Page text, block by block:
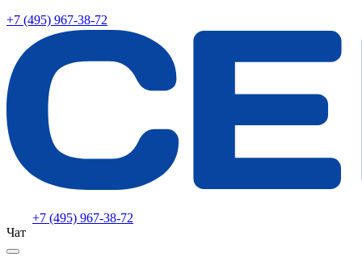
+7 (495) 967-38-72
+7 (495) 967-38-72
Чат